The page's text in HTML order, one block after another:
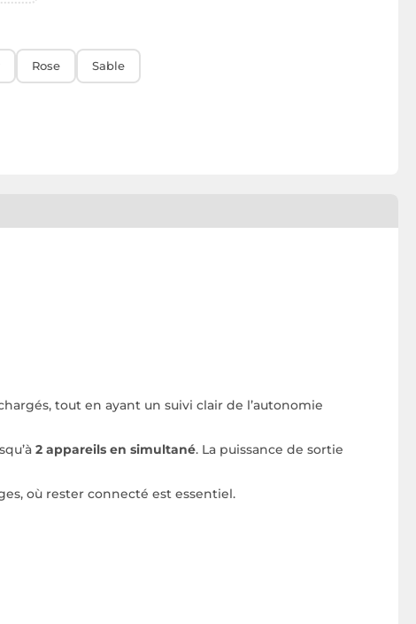
Rose Sable
tout en ayant un suivi clair de l’autonomie
2 appareils en simultané. La puissance de sortie
où rester connecté est essentiel.